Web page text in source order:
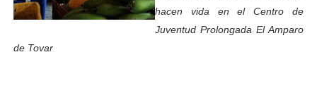
Corposalud inició talleres para aspirantes al curso de
hacen vida en el Centro de
Juventud Prolongada El Amparo
de Tovar